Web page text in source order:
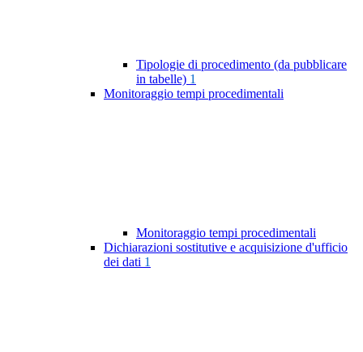
Tipologie di procedimento (da pubblicare
in tabelle) 1
Monitoraggio tempi procedimentali
Monitoraggio tempi procedimentali
Dichiarazioni sostitutive e acquisizione d'ufficio
dei dati 1